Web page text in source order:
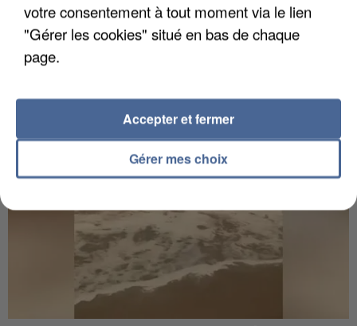
UN SECOND CADRE DE LA DZ MAFIA
INTERPELLÉ EN ALGÉRIE
votre consentement à tout moment via le lien
"Gérer les cookies" situé en bas de chaque
page.
Gérer mes choix
Accepter et fermer